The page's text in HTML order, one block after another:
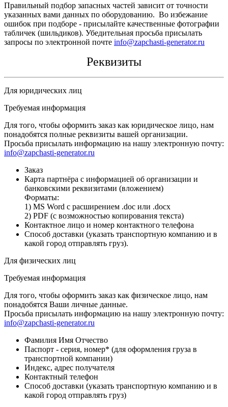
Правильный подбор запасных частей зависит от точности
указанных вами данных по оборудованию. Во избежание
ошибок при подборе - присылайте качественные фотографии
табличек (шильдиков). Убедительная просьба присылать
запросы по электронной почте info@zapchasti-generator.ru
Реквизиты
Для юридических лиц
Требуемая информация
Для того, чтобы оформить заказ как юридическое лицо, нам
понадобятся полные реквизиты вашей организации.
Просьба присылать информацию на нашу электронную почту:
info@zapchasti-generator.ru
Заказ
Карта партнёра с информацией об организации и
банковскими реквизитами (вложением)
Форматы:
1) MS Word с расширением .doc или .docx
2) PDF (с возможностью копирования текста)
Контактное лицо и номер контактного телефона
Способ доставки (указать транспортную компанию и в
какой город отправлять груз).
Для физических лиц
Требуемая информация
Для того, чтобы оформить заказ как физическое лицо, нам
понадобятся Ваши личные данные.
Просьба присылать информацию на нашу электронную почту:
info@zapchasti-generator.ru
Фамилия Имя Отчество
Паспорт - серия, номер* (для оформления груза в
транспортной компании)
Индекс, адрес получателя
Контактный телефон
Способ доставки (указать транспортную компанию и в
какой город отправлять груз)